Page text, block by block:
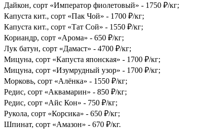
Дайкон, сорт «Император фиолетовый» - 1750 ₽/кг;
Капуста кит., сорт «Пак Чой» - 1700 ₽/кг;
Капуста кит., сорт «Тат Сой» - 1550 ₽/кг;
Кориандр, сорт «Арома» - 650 ₽/кг;
Лук батун, сорт «Дамаст» - 4700 ₽/кг;
Мицуна, сорт «Капуста японская» - 1700 ₽/кг;
Мицуна, сорт «Изумрудный узор» - 1700 ₽/кг;
Морковь, сорт «Алёнка» - 1550 ₽/кг;
Редис, сорт «Аквамарин» - 850 ₽/кг;
Редис, сорт «Айс Кон» - 750 ₽/кг;
Рукола, сорт «Корсика» - 650 ₽/кг;
Шпинат, сорт «Амазон» - 670 ₽/кг.